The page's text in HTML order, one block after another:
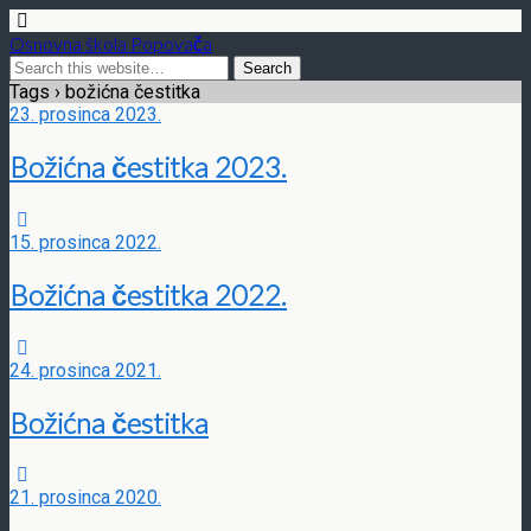
Osnovna škola Popovača
Tags › božićna čestitka
23. prosinca 2023.
Božićna čestitka 2023.
15. prosinca 2022.
Božićna čestitka 2022.
24. prosinca 2021.
Božićna čestitka
21. prosinca 2020.